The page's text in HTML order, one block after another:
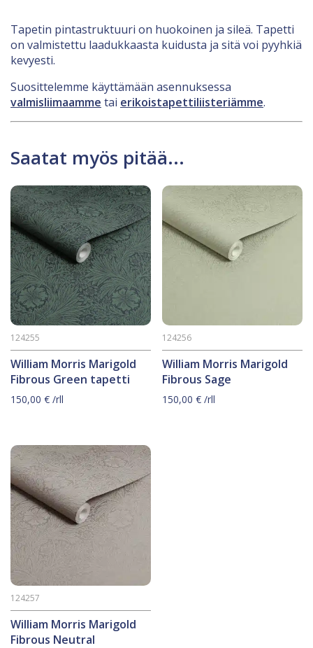
Tapetin pintastruktuuri on huokoinen ja sileä. Tapetti
on valmistettu laadukkaasta kuidusta ja sitä voi pyyhkiä
kevyesti.
Suosittelemme käyttämään asennuksessa
valmisliimaamme tai erikoistapettiliisteriämme.
Saatat myös pitää...
William Morris Marigold
Fibrous Green tapetti
124255
150,00 € /rll
William Morris Marigold
Fibrous Sage
124256
150,00€ /rll
William Morris Marigold
Fibrous Neutral
124257